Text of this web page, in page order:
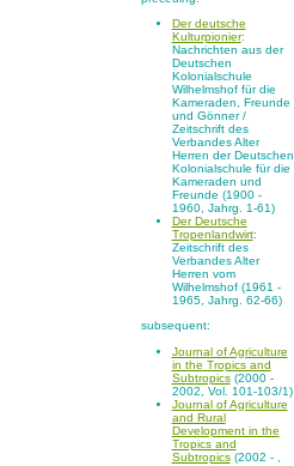
Der deutsche
Kulturpionier:
Nachrichten aus der
Deutschen
Kolonialschule
Wilhelmshof für die
Kameraden, Freunde
und Gönner /
Zeitschrift des
Verbandes Alter
Herren der Deutschen
Kolonialschule für die
Kameraden und
Freunde (1900 -
1960, Jahrg. 1-61)
Der Deutsche
Tropenlandwirt:
Zeitschrift des
Verbandes Alter
Herren vom
Wilhelmshof (1961 -
1965, Jahrg. 62-66)
subsequent:
Journal of Agriculture
in the Tropics and
Subtropics(2000 -
2002, Vol. 101-103/1)
Journal of Agriculture
and Rural
Development in the
Tropics and
Subtropics(2002 - ,